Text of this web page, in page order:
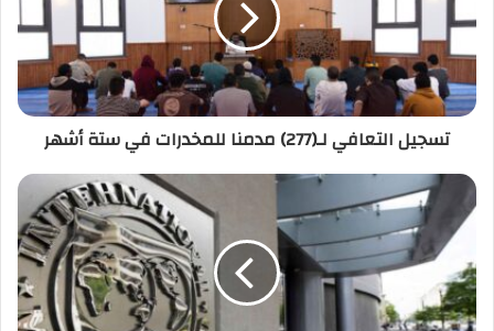
إ
ك
ت
ر
ي
تسجيل التعافي لـ(277) مدمنا للمخدرات في ستة أشهر